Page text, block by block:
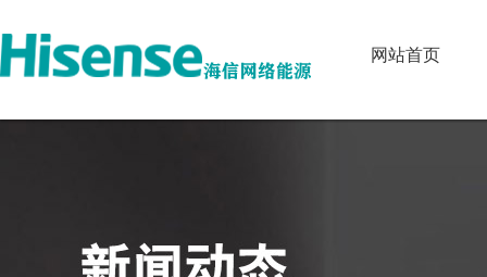
网站首页